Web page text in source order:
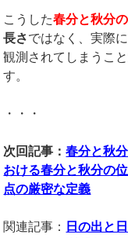
こうした春分と秋分の
長さではなく、実際
観測されてしまうこ
す。
・・・
次回記事：春分と秋
おける春分と秋分の
点の厳密な定義
関連記事：
日の出と